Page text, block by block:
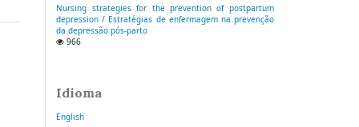
Nursing strategies for the prevention of postpartum
depression / Estratégias de enfermagem na prevenção
da depressão pós-parto
966
Idioma
English